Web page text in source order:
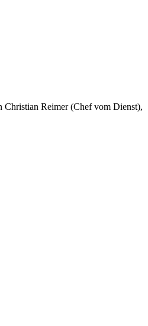
Christian Reimer (Chef vom Dienst),